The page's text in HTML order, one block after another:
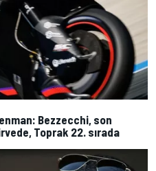
Bezzecchi, son
Toprak 22. sırada